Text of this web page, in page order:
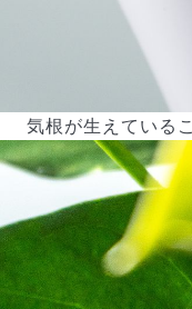
気根が生えている